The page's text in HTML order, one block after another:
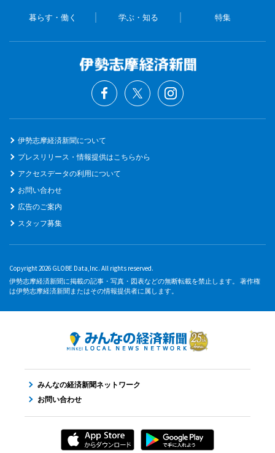
暮らす・働く 学ぶ・知る 特集
伊勢志摩経済新聞について
プレスリリース・情報提供はこちらから
アクセスデータの利用について
お問い合わせ
広告のご案内
スタッフ募集
Copyright 2026 GLOBE Data,Inc. All rights reserved.
伊勢志摩経済新聞に掲載の記事・写真・図表などの無断転載を禁止します。 著作権
は伊勢志摩経済新聞またはその情報提供者に属します。
みんなの経済新聞ネットワーク
お問い合わせ